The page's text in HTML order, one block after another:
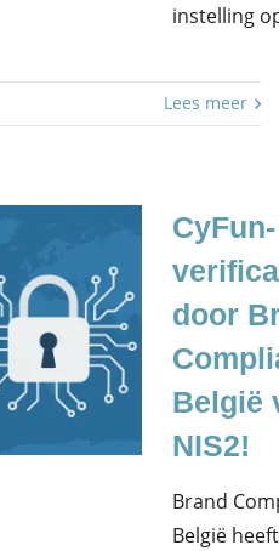
instelling
Lees meer
CyFun-
door
België
NIS2!
Brand
België